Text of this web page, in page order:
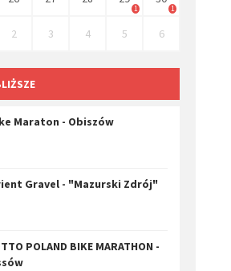
1 1
2 3 4 5 6
Maraton - Obiszów
Gravel - "Mazurski Zdrój"
POLAND BIKE MARATHON -